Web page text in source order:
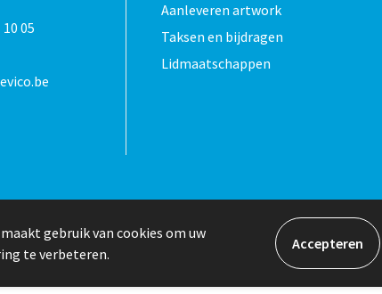
05
Aanleveren artwork
Taksen en bijdragen
Lidmaatschappen
gebruik van cookies om uw
te verbeteren.